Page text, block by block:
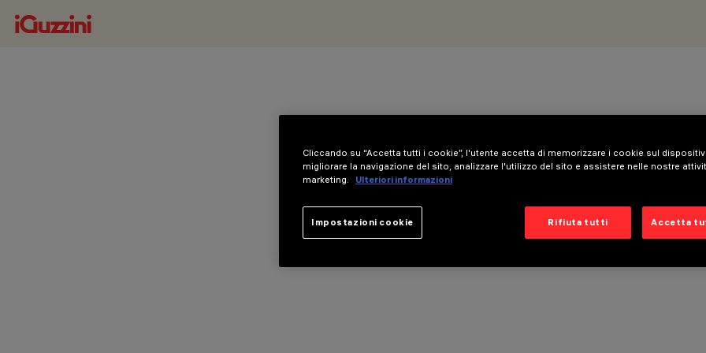
Cliccando su “Accetta tutti i cookie”, l'utente accetta di memorizzare i cookie sul
migliorare la navigazione del sito, analizzare l'utilizzo del sito e assistere nelle nostre
marketing.
Ulteriori informazioni
Rifiuta tutti Accetta
Impostazioni cookie